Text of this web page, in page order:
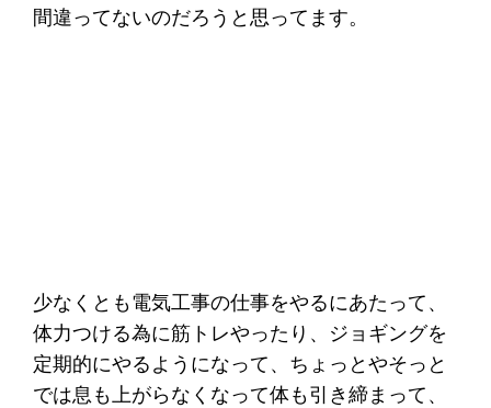
間違ってないのだろうと思ってます。
少なくとも電気工事の仕事をやるにあたって、
体力つける為に筋トレやったり、ジョギングを
定期的にやるようになって、ちょっとやそっと
では息も上がらなくなって体も引き締まって、